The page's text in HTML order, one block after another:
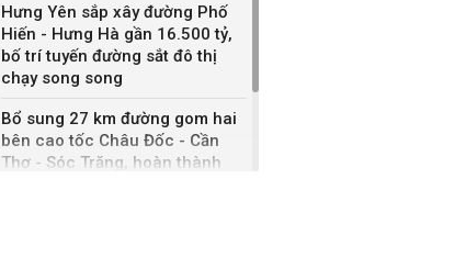
Hưng Yên sắp xây đường Phố
Hiến - Hưng Hà gần 16.500 tỷ,
bố trí tuyến đường sắt đô thị
chạy song song
Bổ sung 27 km đường gom hai
bên cao tốc Châu Đốc - Cần
Thơ - Sóc Trăng, hoàn thành